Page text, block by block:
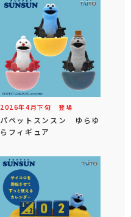
2026年4 月下旬 登場
パペットスンスン ゆらゆ
らフィギュア